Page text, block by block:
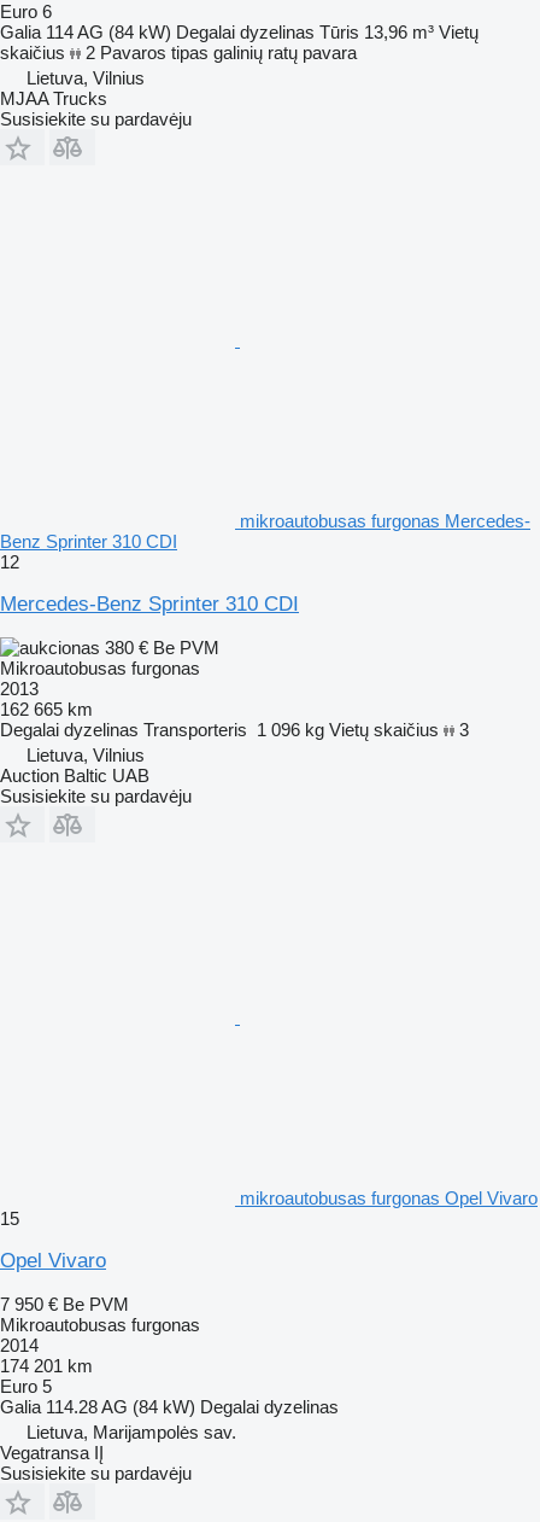
Euro 6
Galia 114 AG (84 kW) Degalai dyzelinas Tūris 13,96 m³ Vietų
skaičius
2 Pavaros tipas galinių ratų pavara
Lietuva, Vilnius
MJAA Trucks
Susisiekite su pardavėju
mikroautobusas furgonas Mercedes-
Benz Sprinter 310 CDI
12
Mercedes-Benz Sprinter 310 CDI
380 € Be PVM
Mikroautobusas furgonas
2013
162 665 km
Degalai dyzelinas Transporteris 1 096 kg Vietų skaičius
3
Lietuva, Vilnius
Auction Baltic UAB
Susisiekite su pardavėju
mikroautobusas furgonas Opel Vivaro
15
Opel Vivaro
7 950 € Be PVM
Mikroautobusas furgonas
2014
174 201 km
Euro 5
Galia 114.28 AG (84 kW) Degalai dyzelinas
Lietuva, Marijampolės sav.
Vegatransa IĮ
Susisiekite su pardavėju